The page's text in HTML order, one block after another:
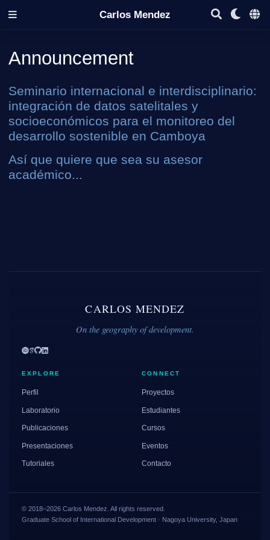
Carlos Mendez
Announcement
Seminario internacional e interdisciplinario:
integración de datos satelitales y
socioeconómicos para el monitoreo del
desarrollo sostenible en Camboya
Así que quiere que sea su asesor
académico...
CARLOS MENDEZ
On the geography of development.
EXPLORE
Perfil
Laboratorio
Publicaciones
Presentaciones
Tutoriales
CONNECT
Proyectos
Estudiantes
Cursos
Eventos
Contacto
© 2018–2026 Carlos Mendez. All rights reserved.
Graduate School of International Development · Nagoya University, Japan